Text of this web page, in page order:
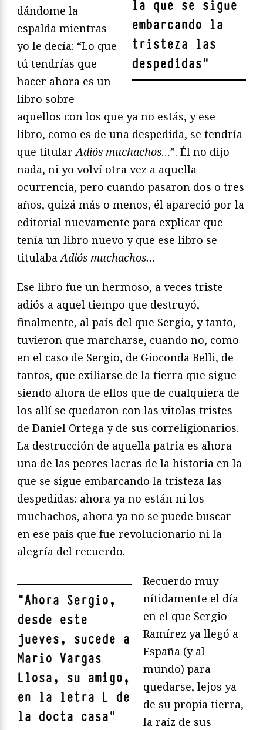
la que se sigue
embarcando la
tristeza las
despedidas"
dándome la
espalda mientras
yo le decía: “Lo que
tú tendrías que
hacer ahora es un
libro sobre
aquellos con los que ya no estás, y ese
libro, como es de una despedida, se tendría
que titularAdiós muchachos…”. Él no dijo
nada, ni yo volví otra vez a aquella
ocurrencia, pero cuando pasaron dos o tres
años, quizá más o menos, él apareció por la
editorial nuevamente para explicar que
tenía un libro nuevo y que ese libro se
titulabaAdiós muchachos…
Ese libro fue un hermoso, a veces triste
adiós a aquel tiempo que destruyó,
finalmente, al país del que Sergio, y tanto,
tuvieron que marcharse, cuando no, como
en el caso de Sergio, de Gioconda Belli, de
tantos, que exiliarse de la tierra que sigue
siendo ahora de ellos que de cualquiera de
los allí se quedaron con las vitolas tristes
de Daniel Ortega y de sus correligionarios.
La destrucción de aquella patria es ahora
una de las peores lacras de la historia en la
que se sigue embarcando la tristeza las
despedidas: ahora ya no están ni los
muchachos, ahora ya no se puede buscar
en ese país que fue revolucionario ni la
alegría del recuerdo.
"Ahora Sergio,
desde este
jueves, sucede a
Mario Vargas
Llosa, su amigo,
en la letra L de
la docta casa"
Recuerdo muy
nítidamente el día
en el que Sergio
Ramírez ya llegó a
España (y al
mundo) para
quedarse, lejos ya
de su propia tierra,
la raíz de sus